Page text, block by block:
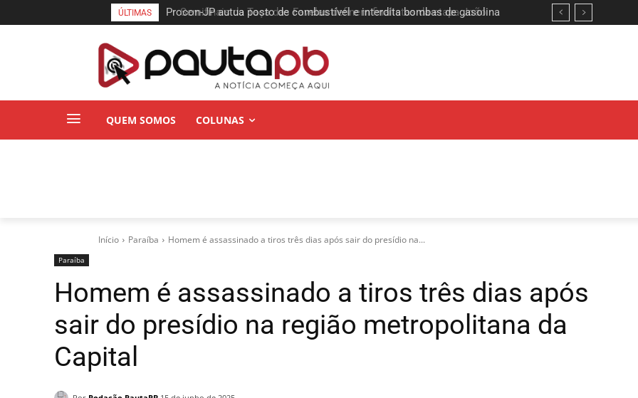
ÚLTIMAS
Semifinais da Taça das Favelas definem finalistas da etapa João
QUEM SOMOS COLUNAS
Início Paraí­ba Homem é assassinado a tiros três dias após sair do presídio na...
Paraí­ba
Homem é assassinado a tiros três dias após
sair do presídio na região metropolitana da
Capital